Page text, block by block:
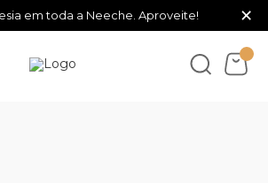
em toda a Neeche. Aproveite! ×